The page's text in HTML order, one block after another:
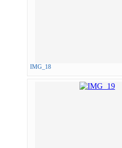
IMG_18